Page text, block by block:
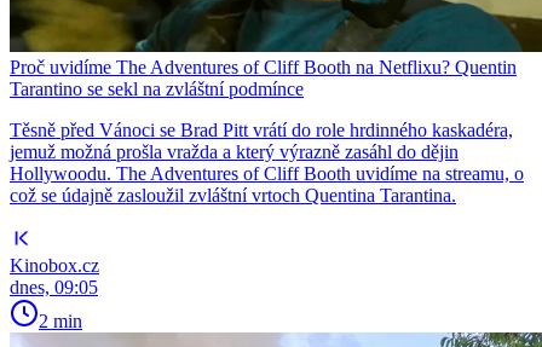
Proč uvidíme The Adventures of Cliff Booth na Netflixu? Quentin
Tarantino se sekl na zvláštní podmínce
Těsně před Vánoci se Brad Pitt vrátí do role hrdinného kaskadéra,
jemuž možná prošla vražda a který výrazně zasáhl do dějin
Hollywoodu. The Adventures of Cliff Booth uvidíme na streamu, o
což se údajně zasloužil zvláštní vrtoch Quentina Tarantina.
Kinobox.cz
dnes, 09:05
2 min